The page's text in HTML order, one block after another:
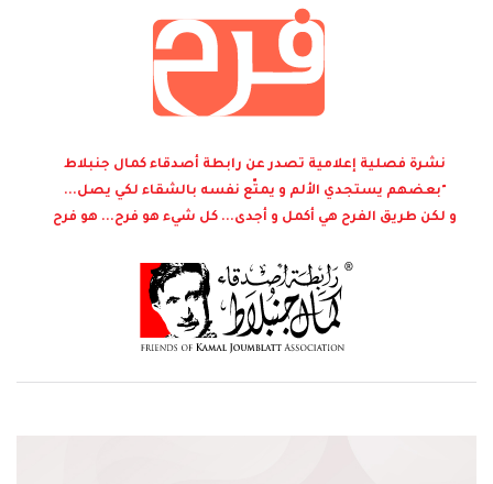
نشرة فصلية إعلامية تصدر عن رابطة أصدقاء كمال جنبلاط
"بعضهم يستجدي الألم و يمتّع نفسه بالشقاء لكي يصل...
و لكن طريق الفرح هي أكمل و أجدى... كل شيء هو فرح... هو فرح